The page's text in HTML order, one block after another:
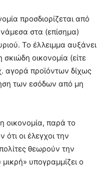
προσδιορίζεται από
στα (επίσημα)
Το έλλειμμα αυξάνει
σκιώδη οικονομία (είτε
αγορά προϊόντων δίχως
των εσόδων από μη
οικονομία, παρά το
ότι οι έλεγχοι την
θεωρούν την
υπογραμμίζει ο